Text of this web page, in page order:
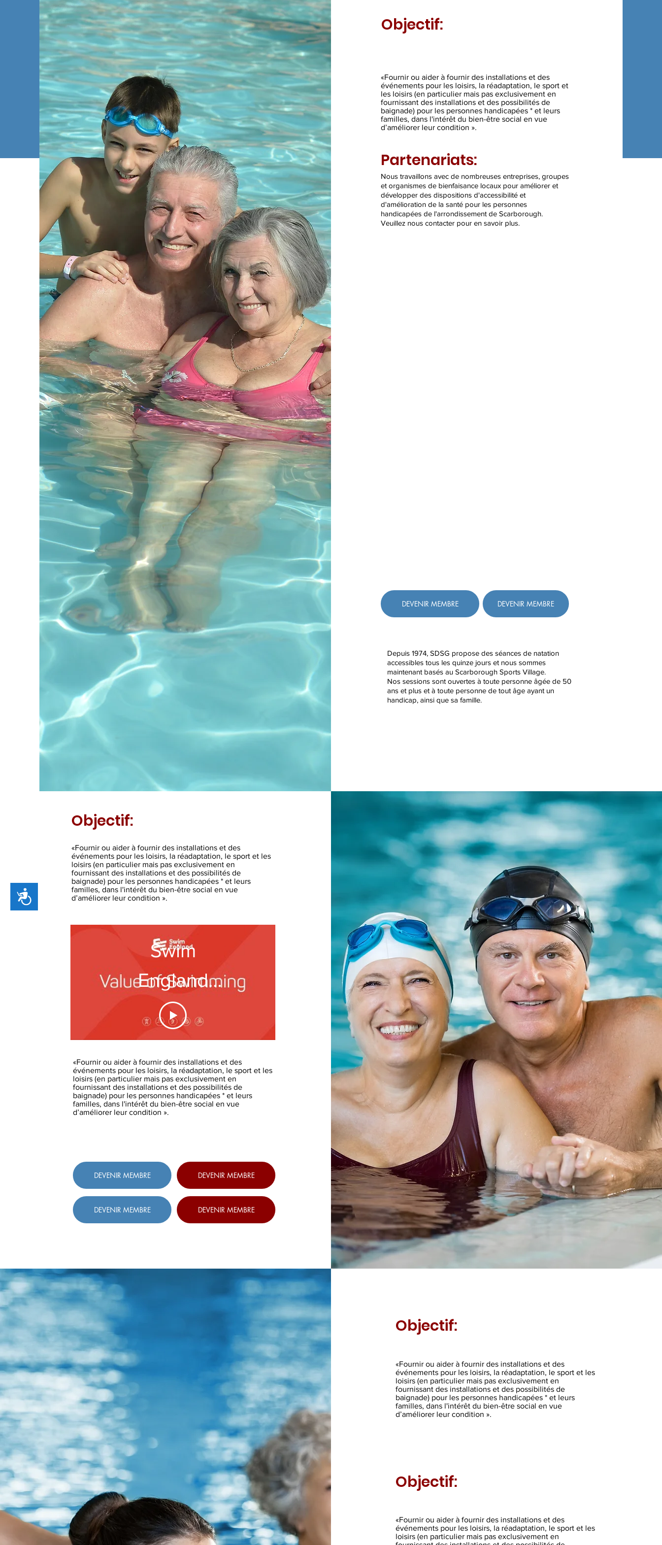
Accessibility
fournissant des installations et des possibilités de baignade) pour les personnes
handicapées * et leurs familles, dans l'intérêt du bien-être social en vue d’améliorer
leur condition ».
Objectif:
«Fournir ou aider à fournir des installations et des
événements pour les loisirs, la réadaptation, le sport et
les loisirs (en particulier mais pas exclusivement en
fournissant des installations et des possibilités de
baignade) pour les personnes handicapées * et leurs
familles, dans l'intérêt du bien-être social en vue
d’améliorer leur condition ».
Partenariats:
Nous travaillons avec de nombreuses entreprises, groupes
et organismes de bienfaisance locaux pour améliorer et
développer des dispositions d'accessibilité et
d'amélioration de la santé pour les personnes
handicapées de l'arrondissement de Scarborough.
Veuillez nous contacter pour en savoir plus.
DEVENIR MEMBRE DEVENIR MEMBRE
Depuis 1974, SDSG propose des séances de natation
accessibles tous les quinze jours et nous sommes
maintenant basés au Scarborough Sports Village.
Nos sessions sont ouvertes à toute personne âgée de 50
ans et plus et à toute personne de tout âge ayant un
handicap, ainsi que sa famille.
Objectif:
«Fournir ou aider à fournir des installations et des
événements pour les loisirs, la réadaptation, le sport et les
loisirs (en particulier mais pas exclusivement en
fournissant des installations et des possibilités de
baignade) pour les personnes handicapées * et leurs
familles, dans l'intérêt du bien-être social en vue
d’améliorer leur condition ».
Swim
England
reveals the
Value of
Swimming
«Fournir ou aider à fournir des installations et des
événements pour les loisirs, la réadaptation, le sport et les
loisirs (en particulier mais pas exclusivement en
fournissant des installations et des possibilités de
baignade) pour les personnes handicapées * et leurs
familles, dans l'intérêt du bien-être social en vue
d’améliorer leur condition ».
DEVENIR MEMBRE DEVENIR MEMBRE
DEVENIR MEMBRE DEVENIR MEMBRE
Objectif:
«Fournir ou aider à fournir des installations et des
événements pour les loisirs, la réadaptation, le sport et les
loisirs (en particulier mais pas exclusivement en
fournissant des installations et des possibilités de
baignade) pour les personnes handicapées * et leurs
familles, dans l'intérêt du bien-être social en vue
d’améliorer leur condition ».
Objectif:
«Fournir ou aider à fournir des installations et des
événements pour les loisirs, la réadaptation, le sport et les
loisirs (en particulier mais pas exclusivement en